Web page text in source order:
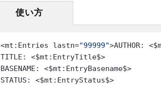
使い方
<mt:Entries lastn="99999">AUTHOR:
TITLE: <$mt:EntryTitle$>
BASENAME: <$mt:EntryBasename$>
STATUS: <$mt:EntryStatus$>